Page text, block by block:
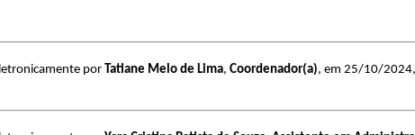
por Tatiane Melo de Lima, Coordenador(a), em 25/10/2024,